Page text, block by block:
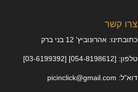
צרו קשר
כתובתינו: אהרונוביץ' 12 בני ברק
טלפון: [054-8198612] [03-6199392]
דוא"ל: picinclick@gmail.com